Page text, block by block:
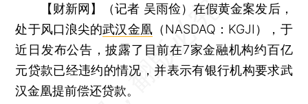
【财新网】（记者 吴雨俭） 在假黄金案发后，
处于风口浪尖的武汉金凰（NASDAQ：KGJI），于
近日发布公告，披露了目前在7家金融机构约百亿
元贷款已经违约的情况，并表示有银行机构要求武
汉金凰提前偿还贷款。